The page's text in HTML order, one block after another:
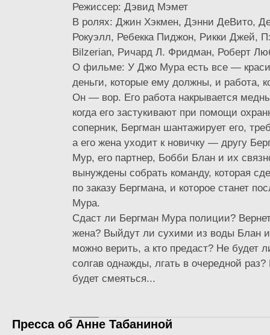
Режиссер: Дэвид Мэмет
В ролях: Джин Хэкмен, Дэнни ДеВито,
Рокуэлл, Ребекка Пиджон, Рикки Джей,
Bilzerian, Ричард Л. Фридман, Роберт
О фильме: У Джо Мура есть все —
деньги, которые ему должны, и работа,
Он — вор. Его работа накрывается
когда его застукивают при помощи
соперник, Бергман шантажирует его,
а его жена уходит к новичку — другу
Мур, его партнер, Бобби Блан и их
вынуждены собрать команду, которая
по заказу Бергмана, и которое станет
Мура.
Сдаст ли Бергман Мура полиции?
жена? Выйдут ли сухими из воды Блан
можно верить, а кто предаст? Не будет
солгав однажды, лгать в очередной раз?
будет смеяться...
Пресса об Анне Табаниной